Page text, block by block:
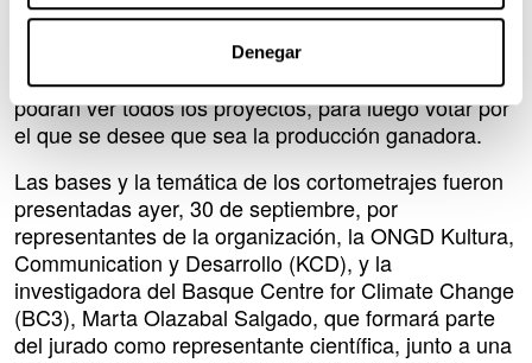
Denegar
500 euros; pudiendo obtenerlos ambos el mismo
proyecto ganador. Para la selección del Premio del
Público, se abrirá un canal en youtube, donde se
podrán ver todos los proyectos, para luego votar por
el que se desee que sea la producción ganadora.
Las bases y la temática de los cortometrajes fueron
presentadas ayer, 30 de septiembre, por
representantes de la organización, la ONGD Kultura,
Communication y Desarrollo (KCD), y la
investigadora del Basque Centre for Climate Change
(BC3), Marta Olazabal Salgado, que formará parte
del jurado como representante científica, junto a una